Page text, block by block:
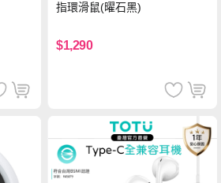
指環滑鼠(曜石黑)
$1,290